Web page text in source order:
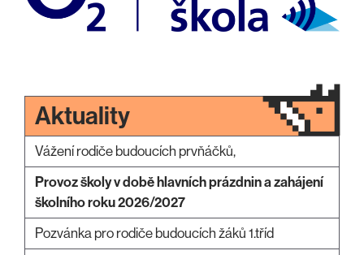
Aktuality
Vážení rodiče budoucích prvňáčků,
Provoz školy v době hlavních prázdnin a zahájení
školního roku 2026/2027
Pozvánka pro rodiče budoucích žáků 1.tříd